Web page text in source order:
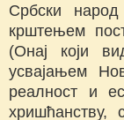
Србски
крштењем
(Онај који
усвајањем
реалност и
хришћанству,